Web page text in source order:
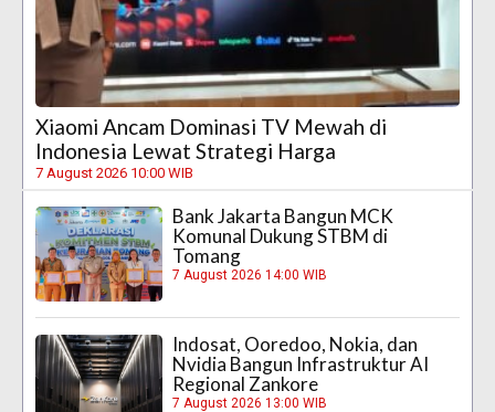
Xiaomi Ancam Dominasi TV Mewah di
Indonesia Lewat Strategi Harga
7 August 2026 10:00 WIB
Bank Jakarta Bangun MCK
Komunal Dukung STBM di
Tomang
7 August 2026 14:00 WIB
Indosat, Ooredoo, Nokia, dan
Nvidia Bangun Infrastruktur AI
Regional Zankore
7 August 2026 13:00 WIB